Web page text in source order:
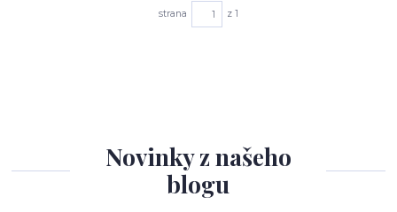
strana z 1
Novinky z našeho
blogu